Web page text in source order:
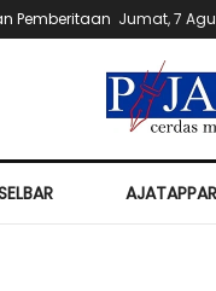
Pemberitaan Jumat, 7